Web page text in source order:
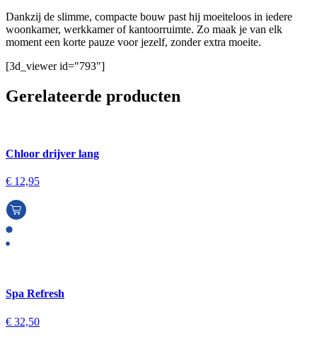
Dankzij de slimme, compacte bouw past hij moeiteloos in iedere
woonkamer, werkkamer of kantoorruimte. Zo maak je van elk
moment een korte pauze voor jezelf, zonder extra moeite.
[3d_viewer id="793"]
Gerelateerde producten
Chloor drijver lang
€ 12,95
Spa Refresh
€ 32,50